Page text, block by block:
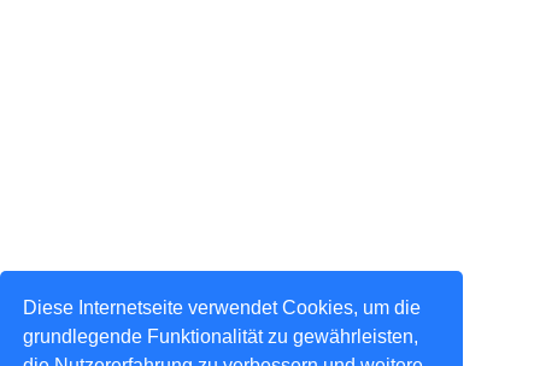
Diese Internetseite verwendet Cookies, um die
grundlegende Funktionalität zu gewährleisten,